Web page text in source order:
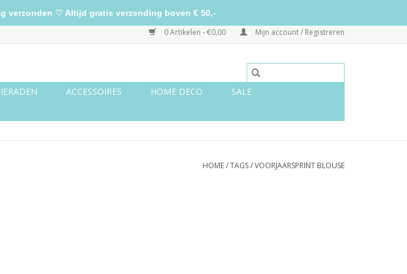
0 Artikelen - €0,00 Mijn account / Registreren
ACCESSOIRES HOME DECO
SALE
HOME/TAGS/VOORJAARSPRINT BLOUSE
verzonden ♡ Altijd gratis verzending boven € 50,-